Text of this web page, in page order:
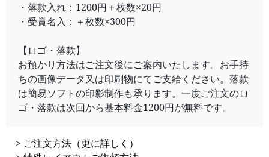
・落款入れ：1200円＋枚数×20円
・受賞名入：＋枚数×300円
【ロゴ・落款】
お預かり方法はご注文後にご案内いたします。お手持
ちの画像データ又は印刷物にてご支給ください。落款
は簡易ソフトの印影制作も承ります。一度ご注文のロ
ゴ・落款は次回から基本料金1200円が無料です。
> ご注文方法（更に詳しく）